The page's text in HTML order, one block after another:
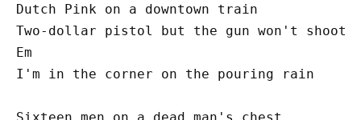
Dutch Pink on a downtown train
Two-dollar pistol but the gun won't shoot
Em
I'm in the corner on the pouring rain